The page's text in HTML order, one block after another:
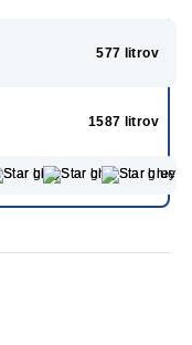
577 litrov
1587 litrov